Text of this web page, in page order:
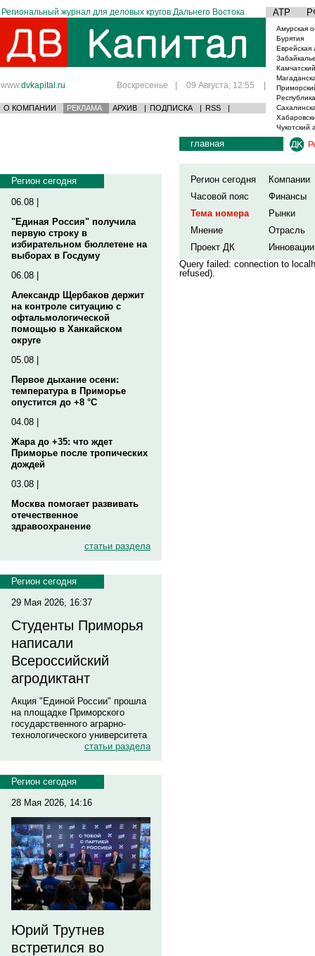
Региональный журнал для деловых кругов Дальнего Востока АТР
www.dvkapital.ru Воскресенье | 09 Августа, 12:55 |
О КОМПАНИИ РЕКЛАМА АРХИВ | ПОДПИСКА | RSS |
Амурская
Бурятия
Еврейская
Чукотский
Регион сегодня
06.08 |
"Единая Россия" получила
первую строку в
избирательном бюллетене на
выборах в Госдуму
06.08 |
Александр Щербаков держит
на контроле ситуацию с
офтальмологической
помощью в Ханкайском
округе
05.08 |
Первое дыхание осени:
температура в Приморье
опустится до +8 °C
04.08 |
Жара до +35: что ждет
Приморье после тропических
дождей
03.08 |
Москва помогает развивать
отечественное
здравоохранение
статьи раздела
Регион сегодня
29 Мая 2026, 16:37
Студенты Приморья
написали
Всероссийский
агродиктант
Акция "Единой России" прошла
на площадке Приморского
государственного аграрно-
технологического университета
статьи раздела
Регион сегодня
28 Мая 2026, 14:16
Юрий Трутнев
встретился во
главная
Регион сегодня
Компании
Часовой пояс
Финансы
Тема номера
Рынки
Мнение
Отрасль
Проект ДК
Инновации
Query failed: connection to
refused).